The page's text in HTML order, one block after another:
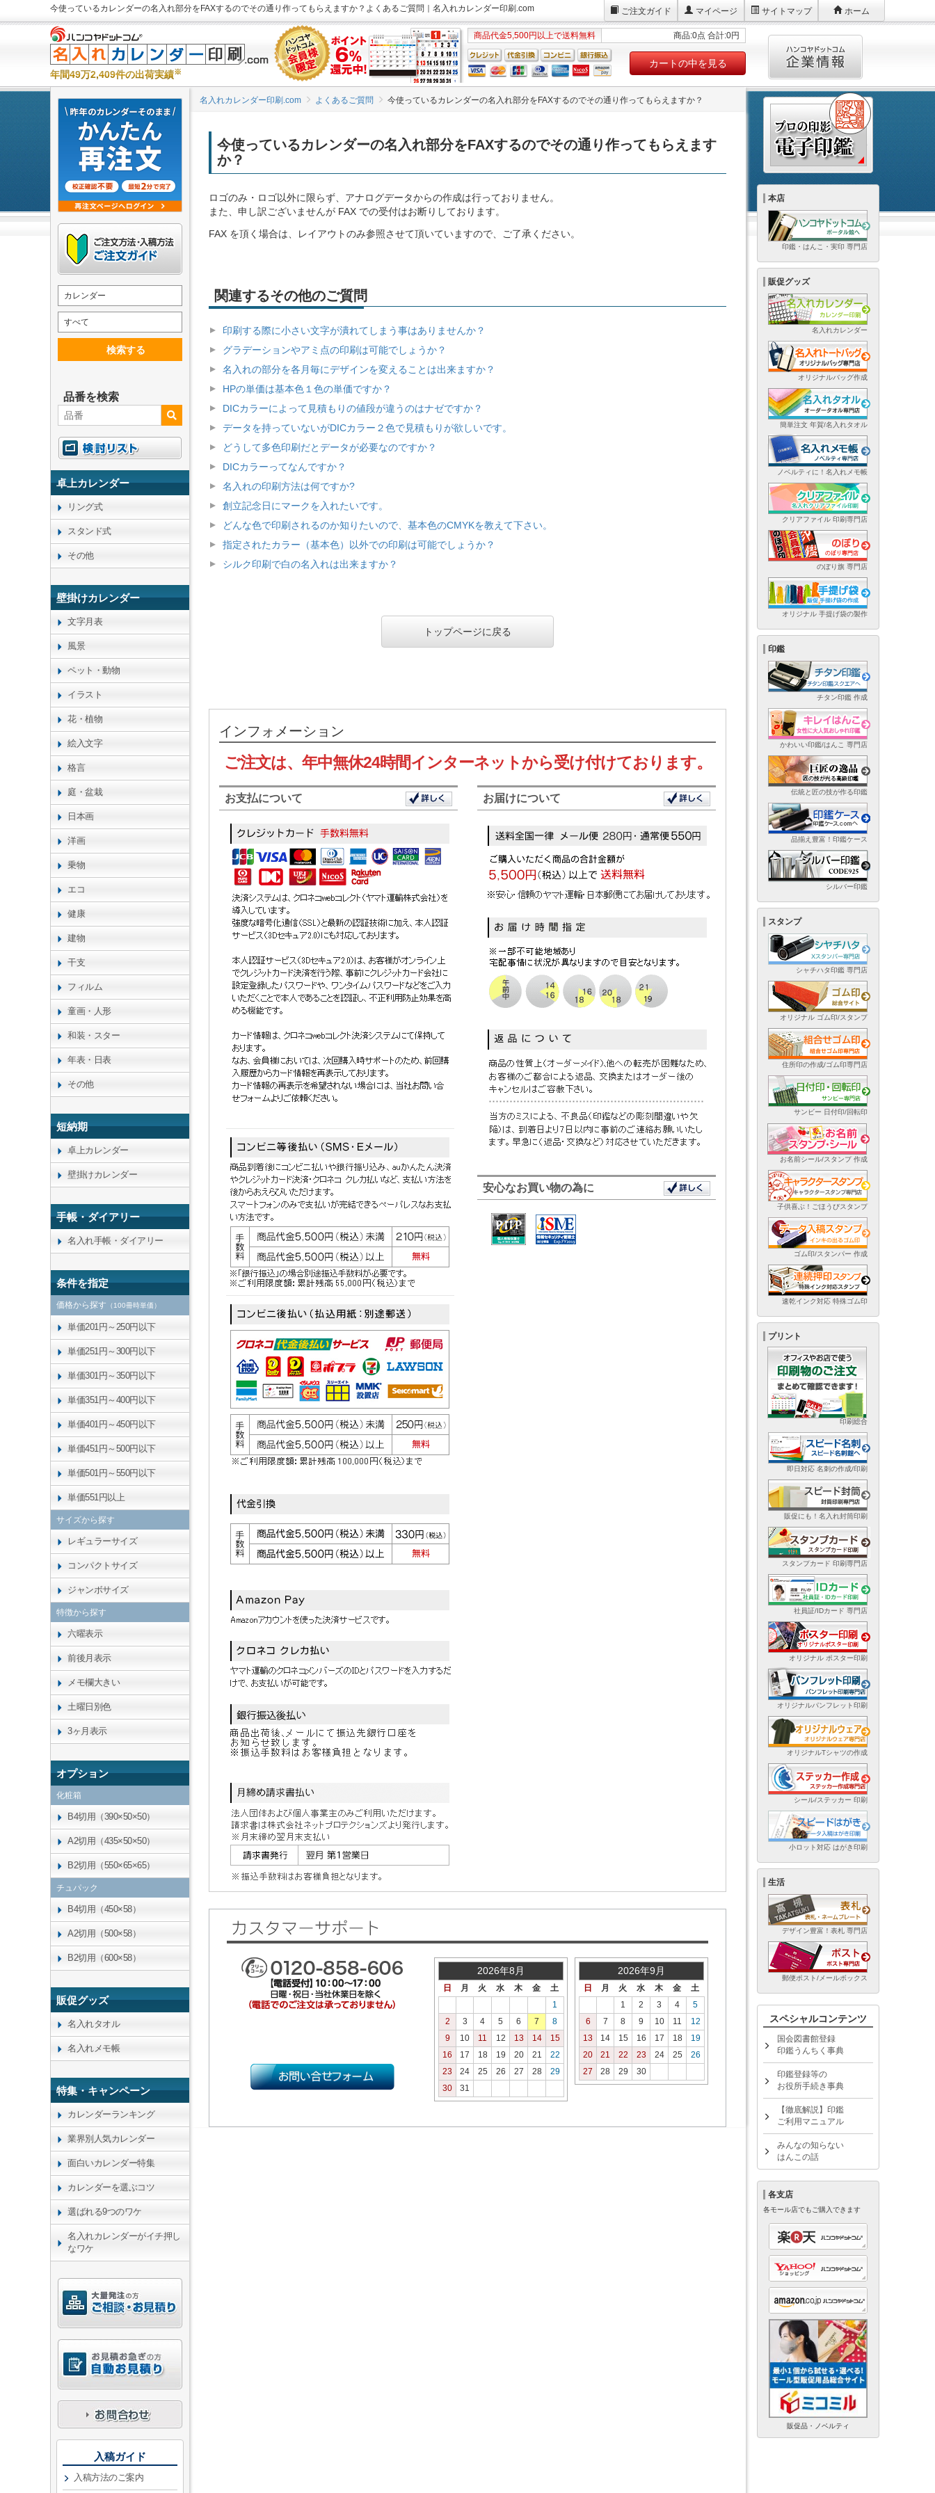
今使っているカレンダーの名入れ部分をFAXするのでその通り作ってもらえますか？よくあるご質問｜名入れカレンダー印刷.com ご注文ガイド マイページ サイトマップ ホーム
年間49万2,409件の出荷実績※
商品代金5,500円以上で送料無料 商品:0点 合計:0円
カートの中を見る
名入れカレンダー印刷.com よくあるご質問 今使っているカレンダーの名入れ部分をFAXするのでその通り作ってもらえますか？
今使っているカレンダーの名入れ部分をFAXするのでその通り作ってもらえます
か？
ロゴのみ・ロゴ以外に限らず、アナログデータからの作成は行っておりません。
また、申し訳ございませんが FAX での受付はお断りしております。
FAX を頂く場合は、レイアウトのみ参照させて頂いていますので、ご了承ください。
関連するその他のご質問
印刷する際に小さい文字が潰れてしまう事はありませんか？
グラデーションやアミ点の印刷は可能でしょうか？
名入れの部分を各月毎にデザインを変えることは出来ますか？
HPの単価は基本色１色の単価ですか？
DICカラーによって見積もりの値段が違うのはナゼですか？
データを持っていないがDICカラー２色で見積もりが欲しいです。
どうして多色印刷だとデータが必要なのですか？
DICカラーってなんですか？
名入れの印刷方法は何ですか?
創立記念日にマークを入れたいです。
どんな色で印刷されるのか知りたいので、基本色のCMYKを教えて下さい。
指定されたカラー（基本色）以外での印刷は可能でしょうか？
シルク印刷で白の名入れは出来ますか？
トップページに戻る
インフォメーション
ご注文は、年中無休24時間インターネットから受け付けております。
お支払について お届けについて
安心なお買い物の為に
2026年8月
日 月 火 水 木 金
土
1
2
3 4 5 6 7
8
9
10 11 12 13 14
15
16
17 18 19 20 21
22
23
24 25 26 27 28
29
30
31
2026年9月
日 月 火 水 木 金
土
1
2 3 4
5
6
7 8 9 10 11
12
13
14 15 16 17 18
19
20
21 22 23 24 25
26
27
28 29 30
カレンダー
すべて
検索する
品番を検索
卓上カレンダー
リング式
スタンド式
その他
壁掛けカレンダー
文字月表
風景
ペット・動物
イラスト
花・植物
絵入文字
格言
庭・盆栽
日本画
洋画
乗物
エコ
健康
建物
干支
フィルム
童画・人形
和装・スター
年表・日表
その他
短納期
卓上カレンダー
壁掛けカレンダー
手帳・ダイアリー
名入れ手帳・ダイアリー
条件を指定
価格から探す （100冊時単価）
単価201円～250円以下
単価251円～300円以下
単価301円～350円以下
単価351円～400円以下
単価401円～450円以下
単価451円～500円以下
単価501円～550円以下
単価551円以上
サイズから探す
レギュラーサイズ
コンパクトサイズ
ジャンボサイズ
特徴から探す
六曜表示
前後月表示
メモ欄大きい
土曜日別色
3ヶ月表示
オプション
化粧箱
B4切用（390×50×50）
A2切用（435×50×50）
B2切用（550×65×65）
チュパック
B4切用（450×58）
A2切用（500×58）
B2切用（600×58）
販促グッズ
名入れタオル
名入れメモ帳
特集・キャンペーン
カレンダーランキング
業界別人気カレンダー
面白いカレンダー特集
カレンダーを選ぶコツ
選ばれる9つのワケ
名入れカレンダーがイチ押し
なワケ
入稿ガイド
入稿方法のご案内
本店
印鑑・はんこ・実印 専門店
販促グッズ
名入れカレンダー
オリジナルバッグ作成
簡単注文 年賀/名入れタオル
ノベルティに！名入れメモ帳
クリアファイル 印刷専門店
のぼり旗 専門店
オリジナル 手提げ袋の製作
印鑑
チタン印鑑 作成
かわいい印鑑/はんこ 専門店
伝統と匠の技が作る印鑑
品揃え豊富！印鑑ケース
シルバー印鑑
スタンプ
シャチハタ印鑑 専門店
オリジナル ゴム印/スタンプ
住所印の作成/ゴム印専門店
サンビー 日付印/回転印
お名前シール/スタンプ 作成
子供喜ぶ！ごほうびスタンプ
ゴム印/スタンパー 作成
速乾インク対応 特殊ゴム印
プリント
印刷総合
即日対応 名刺の作成/印刷
販促にも！名入れ封筒印刷
スタンプカード 印刷専門店
社員証/IDカード 専門店
オリジナル ポスター印刷
オリジナルパンフレット印刷
オリジナルTシャツの作成
シール/ステッカー 印刷
小ロット対応 はがき印刷
生活
デザイン豊富！表札 専門店
郵便ポスト/メールボックス
スペシャルコンテンツ
国会図書館登録
印鑑うんちく事典
印鑑登録等の
お役所手続き事典
【徹底解説】印鑑
ご利用マニュアル
みんなの知らない
はんこの話
各支店
各モール店でもご購入できます
販促品・ノベルティ